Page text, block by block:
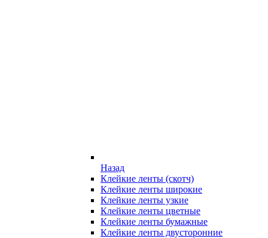
Назад
Клейкие ленты (скотч)
Клейкие ленты широкие
Клейкие ленты узкие
Клейкие ленты цветные
Клейкие ленты бумажные
Клейкие ленты двусторонние